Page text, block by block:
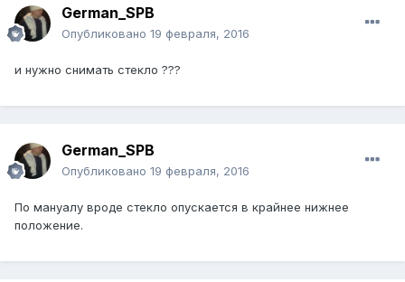
German_SPB
Опубликовано 19 февраля, 2016
и нужно снимать стекло ???
German_SPB
Опубликовано 19 февраля, 2016
По мануалу вроде стекло опускается в крайнее нижнее
положение.